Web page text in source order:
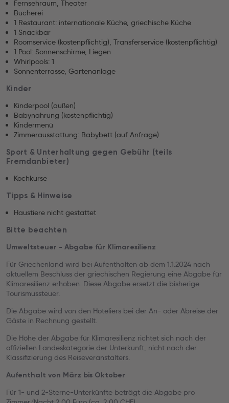
Fernsehraum, Theater
Bücherei
1 Restaurant: internationale Küche, griechische Küche
1 Snackbar
Roomservice (kostenpflichtig), Transferservice (kostenpflichtig)
1 Pool: Sonnenschirme, Liegen
Whirlpools: 1
Sonnenterrasse, Gartenanlage
Kinder
Kinderpool (außen)
Babynahrung (kostenpflichtig)
Kindermenü
Zimmerausstattung: Babybett (auf Anfrage)
Sport & Unterhaltung gegen Gebühr (teils
Fremdanbieter)
Kochkurse
Tipps & Hinweise
Haustiere nicht gestattet
Bitte beachten
Umweltsteuer - Abgabe für Klimaresilienz
Für Griechenland wird bei Aufenthalten ab dem 1.1.2024 nach
aktuellem Beschluss der griechischen Regierung eine Abgabe für
Klimaresilienz erhoben. Diese Abgabe ersetzt die bisherige
Tourismussteuer.
Die Abgabe wird von den Hoteliers bei der An- oder Abreise der
Gäste in Rechnung gestellt.
Die Höhe der Abgabe für Klimaresilienz richtet sich nach der
offiziellen Landeskategorie der Unterkunft, nicht nach der
Klassifizierung des Reiseveranstalters.
Aufenthalt von März bis Oktober
Für 1- und 2-Sterne-Unterkünfte beträgt die Abgabe pro